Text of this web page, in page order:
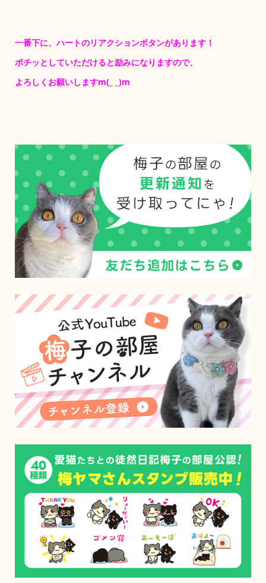
一番下に、ハートのリアクションボタンがあります！
ポチッとしていただけると励みになりますので、
よろしくお願いしますm(_ _)m